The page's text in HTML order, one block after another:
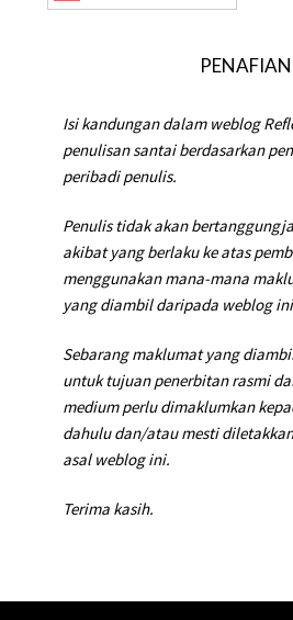
PENAFIAN
Isi kandungan dalam weblog
penulisan santai berdasarkan
peribadi penulis.
Penulis tidak akan
akibat yang berlaku ke atas
menggunakan mana-mana
yang diambil daripada weblog
Sebarang maklumat yang
untuk tujuan penerbitan rasmi
medium perlu dimaklumkan
dahulu dan/atau mesti
asal weblog ini.
Terima kasih.